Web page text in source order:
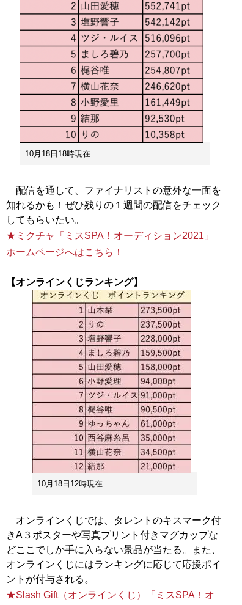
10月18日18時現在
配信を通して、ファイナリストの意外な一面を
知れるかも！ぜひ残りの１週間の配信をチェック
★ミクチャ「ミスSPA！オーディション2021」
ホームページへはこちら！
【オンラインくじランキング】
10月18日12時現在
オンラインくじでは、タレントのキスマーク付
きA３ポスターや写真プリント付きマグカップな
どここでしか手に入らない景品が当たる。また、
オンラインくじにはランキングに応じて応援ポイ
★Slash Gift（オンラインくじ）「ミスSPA！オ